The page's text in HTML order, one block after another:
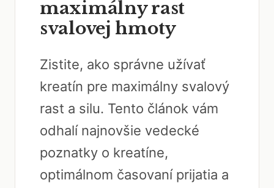
maximálny rast
svalovej hmoty
Zistite, ako správne užívať
kreatín pre maximálny svalový
rast a silu. Tento článok vám
odhalí najnovšie vedecké
poznatky o kreatíne,
optimálnom časovaní prijatia a